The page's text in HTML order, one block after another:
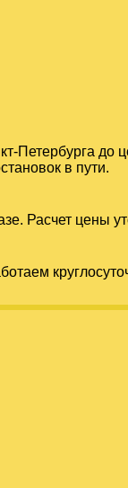
Петербурга до
в пути.
Расчет цены